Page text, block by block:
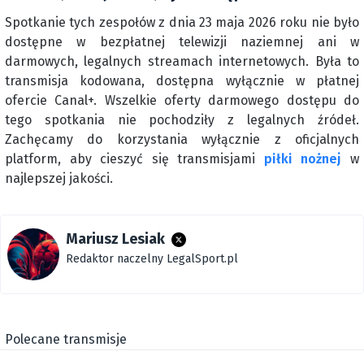
Spotkanie tych zespołów z dnia 23 maja 2026 roku nie było
dostępne w bezpłatnej telewizji naziemnej ani w
darmowych, legalnych streamach internetowych. Była to
transmisja kodowana, dostępna wyłącznie w płatnej
ofercie Canal+. Wszelkie oferty darmowego dostępu do
tego spotkania nie pochodziły z legalnych źródeł.
Zachęcamy do korzystania wyłącznie z oficjalnych
platform, aby cieszyć się transmisjami piłki nożnej w
najlepszej jakości.
Mariusz Lesiak
Redaktor naczelny LegalSport.pl
Polecane transmisje